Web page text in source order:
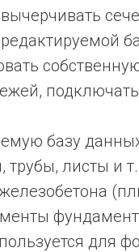
базу
листы и
для